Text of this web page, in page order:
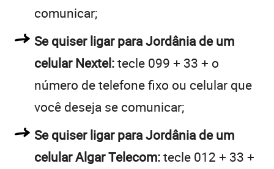
comunicar;
Se quiser ligar para Jordânia de um
celular Nextel:tecle 099 + 33 + o
número de telefone fixo ou celular que
você deseja se comunicar;
Se quiser ligar para Jordânia de um
celular Algar Telecom:tecle 012 + 33 +